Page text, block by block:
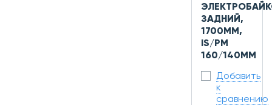
ЗАДНИЙ,
1700ММ,
IS/PM
160/140ММ
Добавить
к
сравнению